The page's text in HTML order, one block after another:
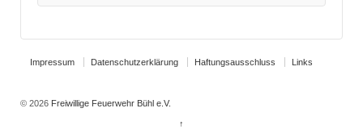
Impressum Datenschutzerklärung Haftungsausschluss Links
© 2026 Freiwillige Feuerwehr Bühl e.V.
↑